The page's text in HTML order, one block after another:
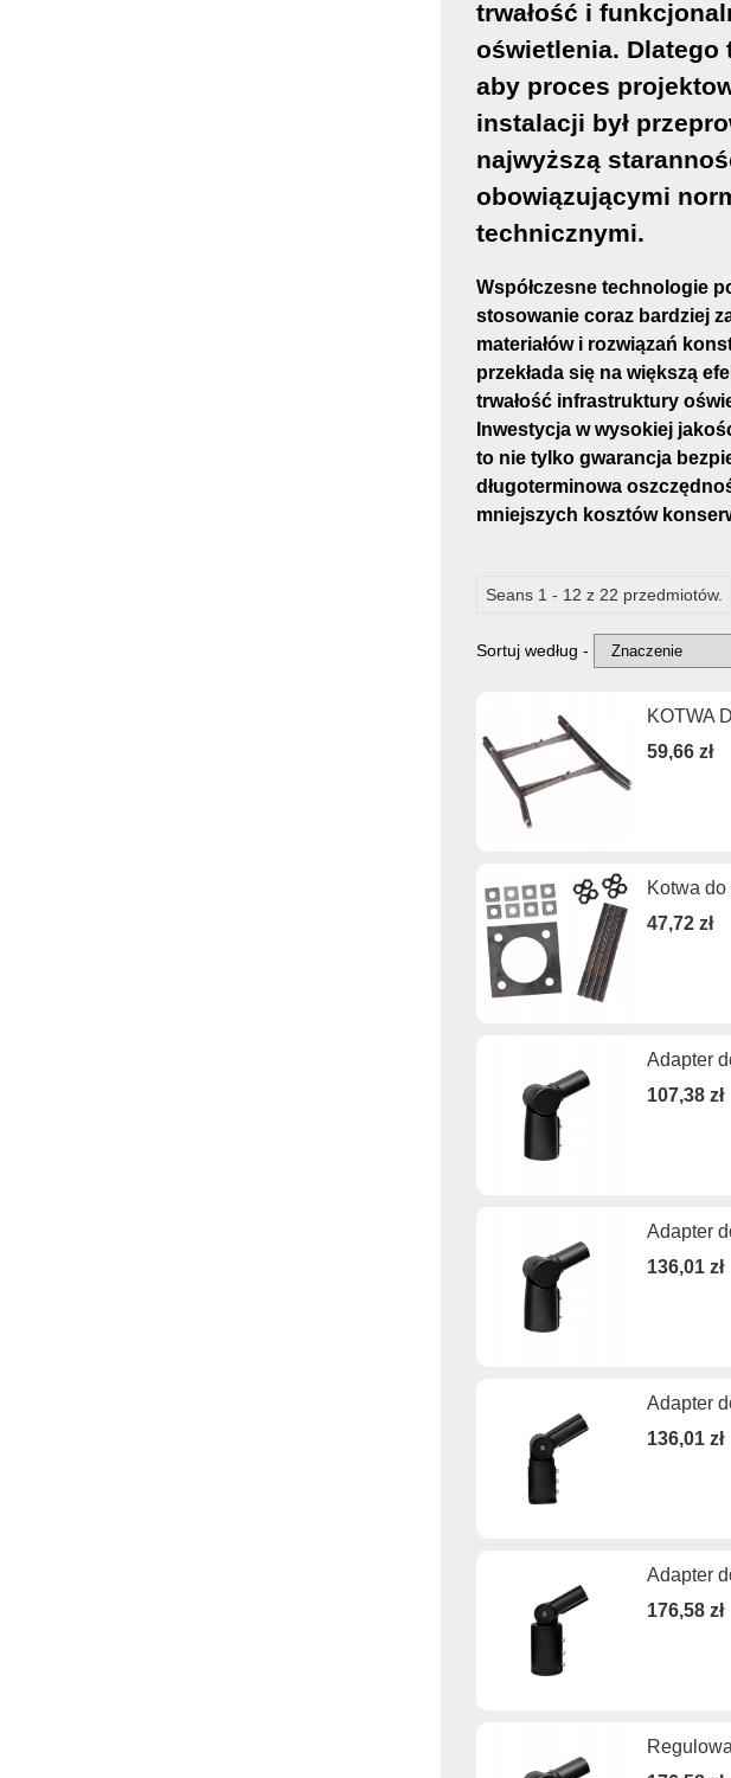
trwałość i
oświetlenia. Dlatego
aby proces
instalacji był
najwyższą
obowiązującymi
technicznymi.
Współczesne technologie
stosowanie coraz bardziej
materiałów i rozwiązań
przekłada się na większą
trwałość infrastruktury
Inwestycja w wysokiej
to nie tylko gwarancja
długoterminowa
mniejszych kosztów
Seans 1 - 12 z 22 przedmiotów.
Sortuj według -
KOTWA
59,66 zł
Kotwa do
47,72 zł
Adapter
107,38 zł
Adapter
136,01 zł
Adapter
136,01 zł
Adapter
176,58 zł